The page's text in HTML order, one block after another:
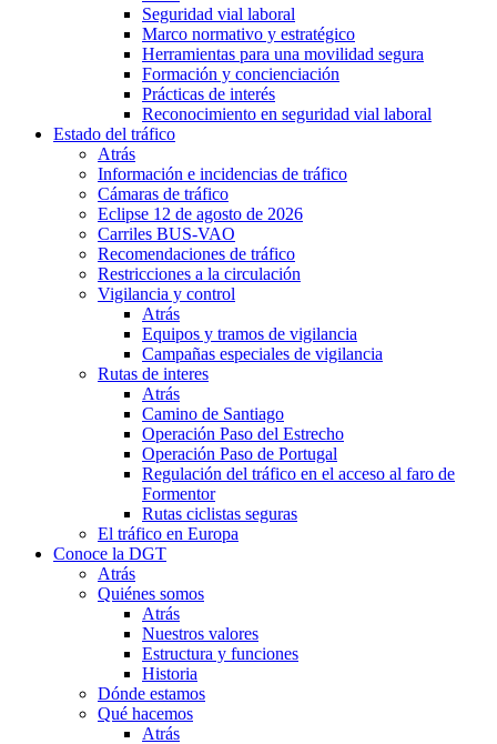
Seguridad vial laboral
Marco normativo y estratégico
Herramientas para una movilidad segura
Formación y concienciación
Prácticas de interés
Reconocimiento en seguridad vial laboral
Estado del tráfico
Atrás
Información e incidencias de tráfico
Cámaras de tráfico
Eclipse 12 de agosto de 2026
Carriles BUS-VAO
Recomendaciones de tráfico
Restricciones a la circulación
Vigilancia y control
Atrás
Equipos y tramos de vigilancia
Campañas especiales de vigilancia
Rutas de interes
Atrás
Camino de Santiago
Operación Paso del Estrecho
Operación Paso de Portugal
Regulación del tráfico en el acceso al faro de
Formentor
Rutas ciclistas seguras
El tráfico en Europa
Conoce la DGT
Atrás
Quiénes somos
Atrás
Nuestros valores
Estructura y funciones
Historia
Dónde estamos
Qué hacemos
Atrás